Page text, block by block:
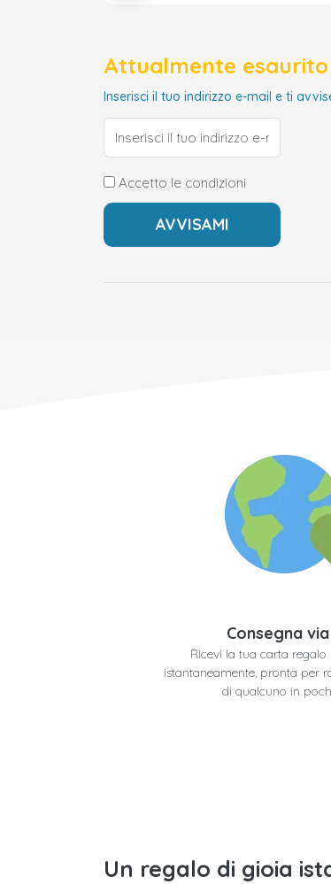
Attualmente
Inserisci il tuo indirizzo e-mail e ti
Accetto le condizioni
Consegna
Ricevi la tua carta
istantaneamente, pronta per
di qualcuno in
Un regalo di gioia